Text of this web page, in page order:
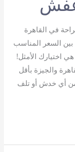
في القاهرة
السعر المناسب
اختيارك الأمثل!
والجيزة بأقل
من أي خدش أو تلف